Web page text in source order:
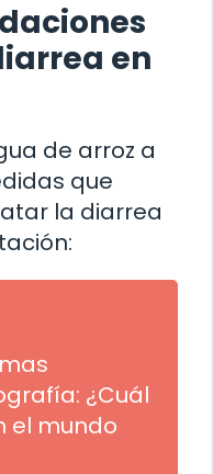
en
de arroz a
que
la diarrea
¿Cuál
el mundo